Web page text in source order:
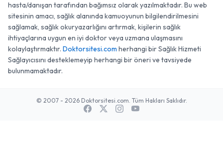
hasta/danışan tarafından bağımsız olarak yazılmaktadır. Bu web
sitesinin amacı, sağlık alanında kamuoyunun bilgilendirilmesini
sağlamak, sağlık okuryazarlığını artırmak, kişilerin sağlık
ihtiyaçlarına uygun en iyi doktor veya uzmana ulaşmasını
kolaylaştırmaktır. Doktorsitesi.com herhangi bir Sağlık Hizmeti
Sağlayıcısını desteklemeyip herhangi bir öneri ve tavsiyede
bulunmamaktadır.
© 2007 - 2026 Doktorsitesi.com. Tüm Hakları Saklıdır.